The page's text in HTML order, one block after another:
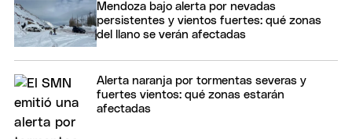
Mendoza bajo alerta por nevadas
persistentes y vientos fuertes: qué zonas
del llano se verán afectadas
Alerta naranja por tormentas severas y
fuertes vientos: qué zonas estarán
afectadas